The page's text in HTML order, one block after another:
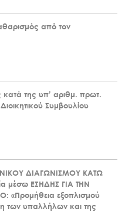
από τον
της υπ’ αριθμ. πρωτ.
Συμβουλίου
ΔΙΑΓΩΝΙΣΜΟΥ ΚΑΤΩ
μέσω ΕΣΗΔΗΣ ΓΙΑ ΤΗΝ
εξοπλισμού
των υπαλλήλων και της